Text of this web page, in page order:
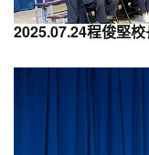
2025.07.24程俊堅